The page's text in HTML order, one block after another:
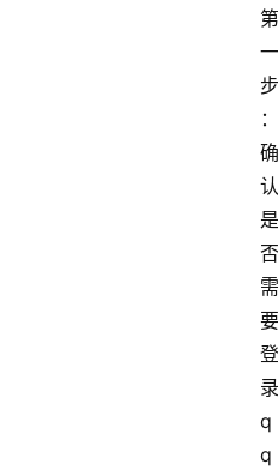
第
一
步
：
确
认
是
否
需
要
登
录
q
q